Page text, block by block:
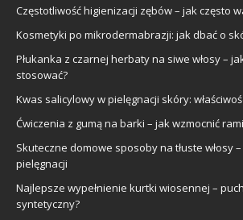
Częstotliwość higienizacji zębów – jak często
Kosmetyki po mikrodermabrazji: jak dbać o
Płukanka z czarnej herbaty na siwe włosy –
stosować?
Kwas salicylowy w pielęgnacji skóry:
Ćwiczenia z gumą na barki – jak wzmocnić
Skuteczne domowe sposoby na tłuste włosy
pielęgnacji
Najlepsze wypełnienie kurtki wiosennej –
syntetyczny?